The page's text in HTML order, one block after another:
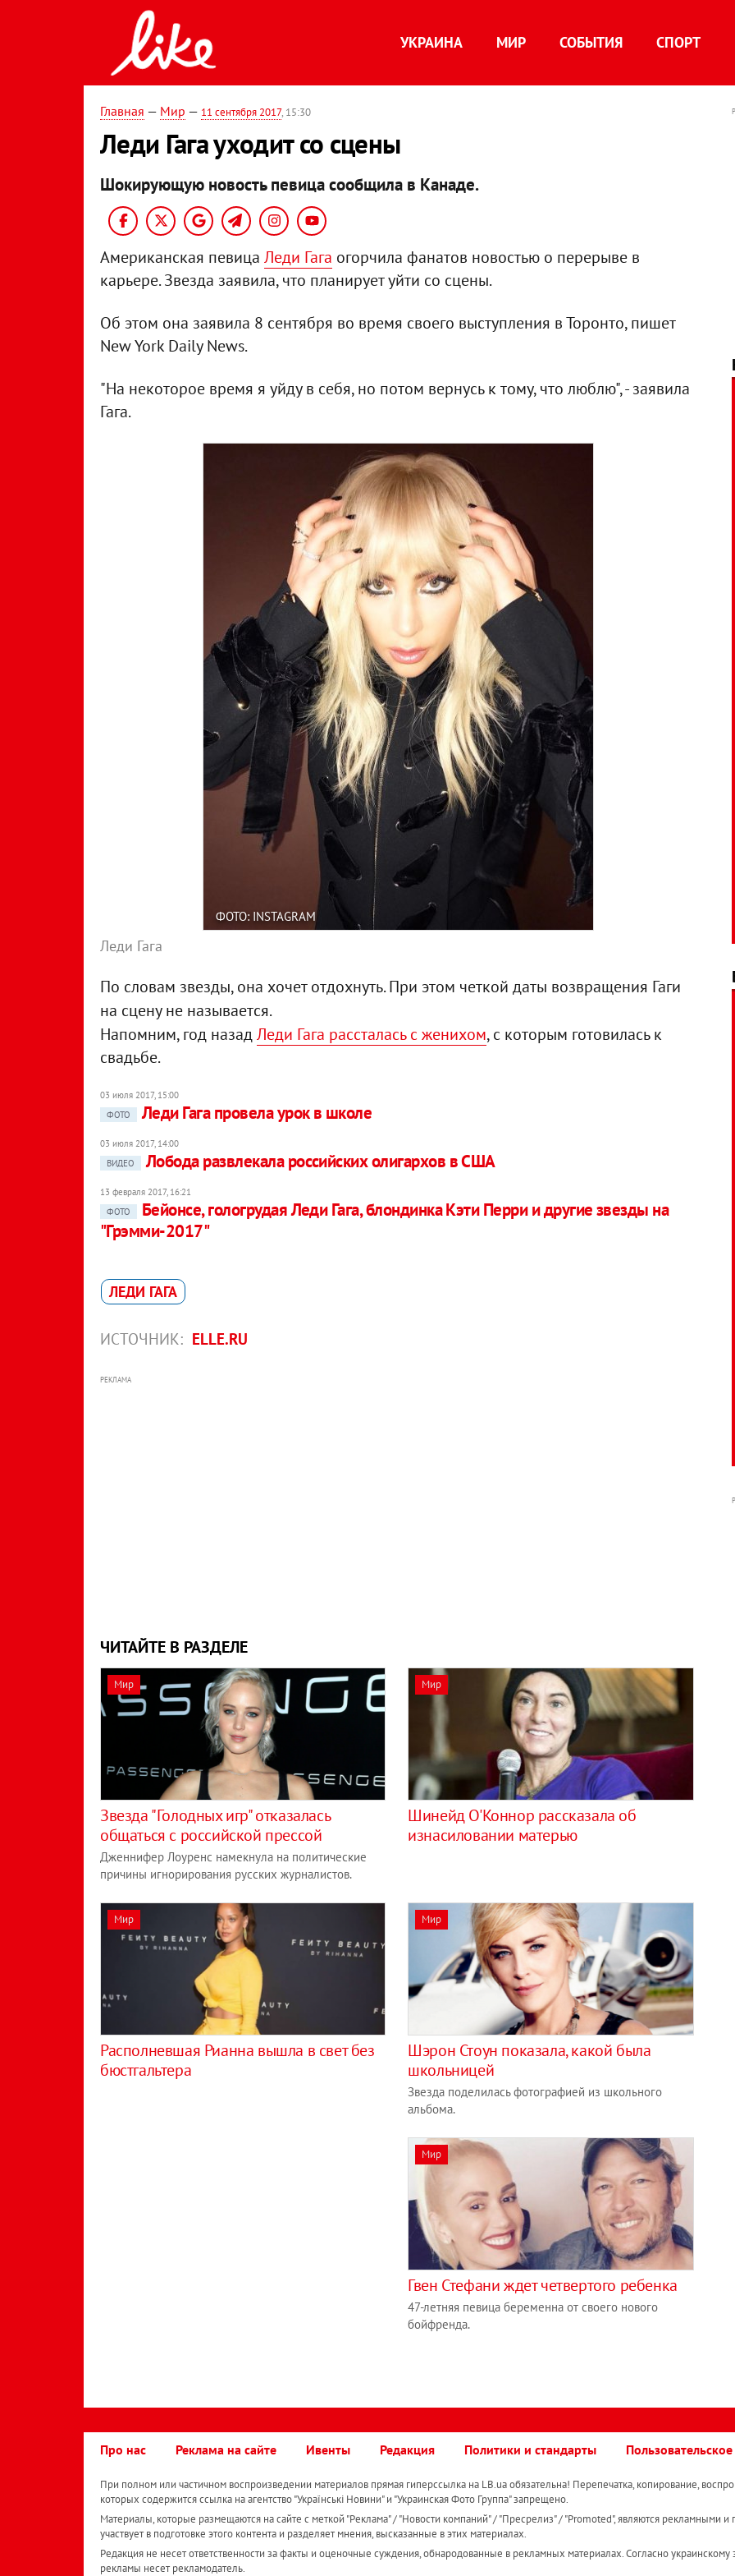
УКРАИНА МИР СОБЫТИЯ СПОРТ
Главная — Мир — 11 сентября 2017, 15:30
Леди Гага уходит со сцены
Шокирующую новость певица сообщила в Канаде.
Американская певица Леди Гага огорчила фанатов новостью о перерыве в
карьере. Звезда заявила, что планирует уйти со сцены.
Об этом она заявила 8 сентября во время своего выступления в Торонто, пишет
New York Daily News.
"На некоторое время я уйду в себя, но потом вернусь к тому, что люблю", - заявила
Гага.
ФОТО: INSTAGRAM
Леди Гага
По словам звезды, она хочет отдохнуть. При этом четкой даты возвращения Гаги
на сцену не называется.
Напомним, год назадЛеди Гага рассталась с женихом, с которым готовилась к
свадьбе.
03 июля 2017, 15:00
ФОТО
Леди Гага провела урок в школе
03 июля 2017, 14:00
ВИДЕО
Лобода развлекала российских олигархов в США
13 февраля 2017, 16:21
ФОТО
Бейонсе, гологрудая Леди Гага, блондинка Кэти Перри и другие звезды на
"Грэмми-2017"
ЛЕДИ ГАГА
ИСТОЧНИК: ELLE.RU
РЕКЛАМА
ЧИТАЙТЕ В РАЗДЕЛЕ
Мир
Звезда "Голодных игр" отказалась
общаться с российской прессой
Дженнифер Лоуренс намекнула на политические
причины игнорирования русских журналистов.
Мир
Шинейд О'Коннор рассказала об
изнасиловании матерью
Мир
Располневшая Рианна вышла в свет без
бюстгальтера
Мир
Шэрон Стоун показала, какой была
школьницей
Звезда поделилась фотографией из школьного
альбома.
Мир
Гвен Стефани ждет четвертого ребенка
47-летняя певица беременна от своего нового
бойфренда.
Про нас Реклама на сайте Ивенты Редакция Политики и стандарты
При полном или частичном воспроизведении материалов прямая гиперссылка на LB.ua обязательна! Перепечатка, копирование,
которых содержится ссылка на агентство "Українськi Новини" и "Украинская Фото Группа" запрещено.
Материалы, которые размещаются на сайте с меткой "Реклама" / "Новости компаний" / "Пресрелиз" / "Promoted", являются рекламными и
участвует в подготовке этого контента и разделяет мнения, высказанные в этих материалах.
Редакция не несет ответственности за факты и оценочные суждения, обнародованные в рекламных материалах. Согласно украинскому
рекламы несет рекламодатель.